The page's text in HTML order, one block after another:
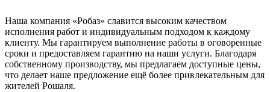
Наша компания «Робаз» славится высоким качеством
исполнения работ и индивидуальным подходом к каждому
клиенту. Мы гарантируем выполнение работы в оговоренные
сроки и предоставляем гарантию на наши услуги. Благодаря
собственному производству, мы предлагаем доступные цены,
что делает наше предложение ещё более привлекательным для
жителей Рошаля.